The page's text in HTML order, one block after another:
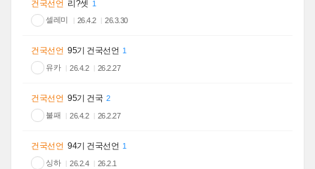
건국선언 리?셋 1
셀레미
26.4.2 26.3.30
건국선언 95기 건국선언 1
유카
26.4.2 26.2.27
건국선언 95기 건국 2
불패
26.4.2 26.2.27
건국선언 94기 건국선언 1
싱하
26.2.4 26.2.1